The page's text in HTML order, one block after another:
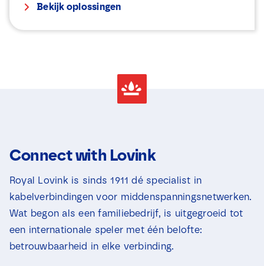
Bekijk oplossingen
Connect with Lovink
Royal Lovink is sinds 1911 dé specialist in
kabelverbindingen voor middenspanningsnetwerken.
Wat begon als een familiebedrijf, is uitgegroeid tot
een internationale speler met één belofte:
betrouwbaarheid in elke verbinding.